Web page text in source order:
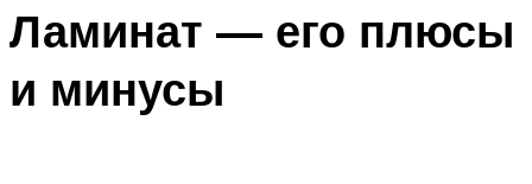
Ламинат — его плюсы
и минусы